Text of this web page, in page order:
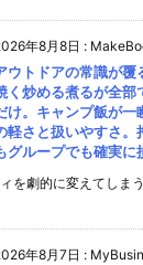
年8月8日 :
ウトドアの常識が
く炒める煮るが全部
け。キャンプ飯が一
軽さと扱いやすさ。
グループでも確実に
を劇的に変えてしま
年8月7日 :